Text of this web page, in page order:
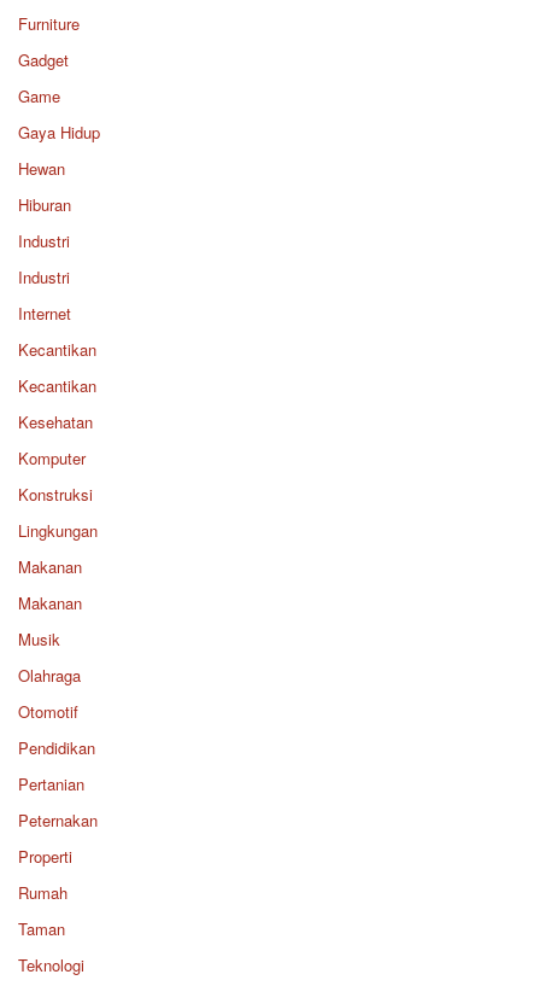
Furniture
Gadget
Game
Gaya Hidup
Hewan
Hiburan
Industri
Industri
Internet
Kecantikan
Kecantikan
Kesehatan
Komputer
Konstruksi
Lingkungan
Makanan
Makanan
Musik
Olahraga
Otomotif
Pendidikan
Pertanian
Peternakan
Properti
Rumah
Taman
Teknologi